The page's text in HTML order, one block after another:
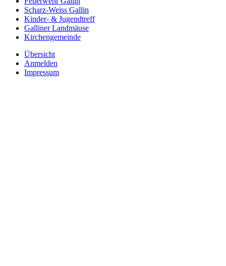
Scharz-Weiss Gallin
Kinder- & Jugendtreff
Galliner Landmäuse
Kirchengemeinde
Übersicht
Anmelden
Impressum